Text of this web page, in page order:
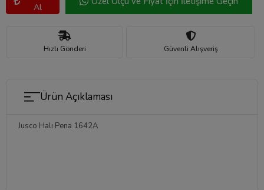
Al
Hızlı Gönderi Güvenli Alışveriş
Ürün Açıklaması
Jusco Halı Pena 1642A